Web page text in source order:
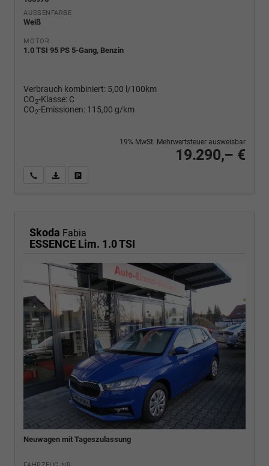
AUSSENFARBE
Weiß
MOTOR
1.0 TSI 95 PS 5-Gang, Benzin
Verbrauch kombiniert: 5,00 l/100km
CO2-Klasse: C
CO2-Emissionen: 115,00 g/km
19.290,– €
19% MwSt. Mehrwertsteuer ausweisbar
Wir rufen Sie anPDF-Fahrzeugexposé drucken
Skoda Fabia
ESSENCE Lim. 1.0 TSI
Neuwagen mit Tageszulassung